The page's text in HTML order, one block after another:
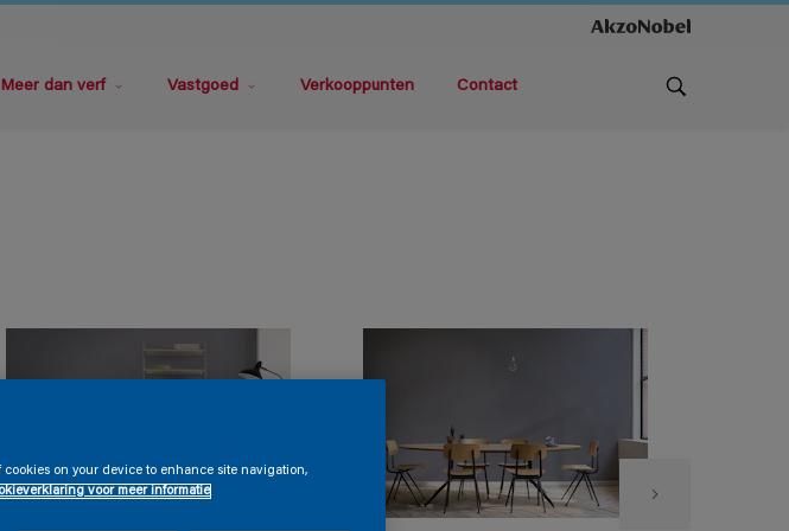
Meer dan verf Vastgoed Verkooppunten Contact
cookies on your device to enhance site navigation,
voor meer informatie